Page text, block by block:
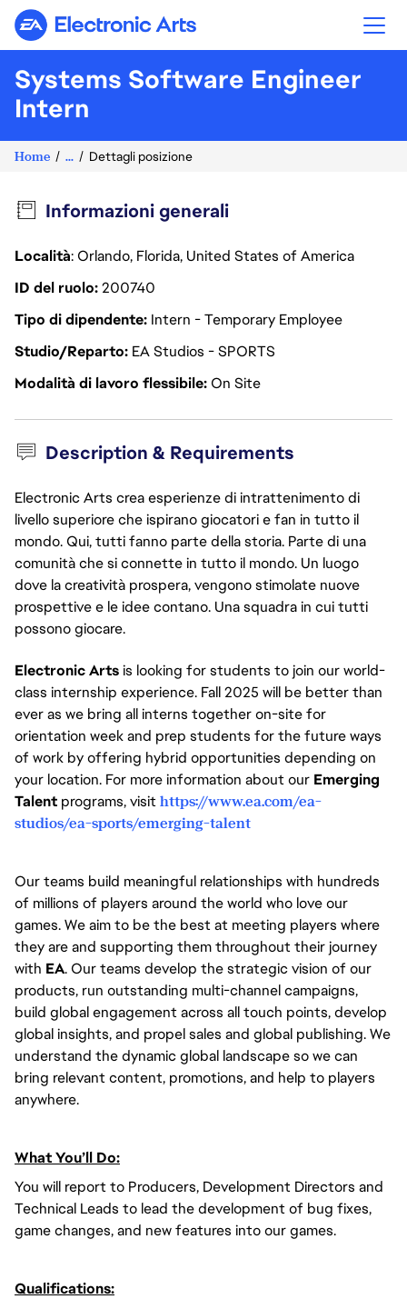
Electronic Arts
Systems Software Engineer
Intern
Home ... Dettagli posizione
Informazioni generali
Località: Orlando, Florida, United States of America
ID del ruolo200740
Tipo di dipendente Intern - Temporary Employee
Studio/Reparto EA Studios - SPORTS
Modalità di lavoro flessibileOn Site
Description & Requirements
Electronic Arts crea esperienze di intrattenimento di
livello superiore che ispirano giocatori e fan in tutto il
mondo. Qui, tutti fanno parte della storia. Parte di una
comunità che si connette in tutto il mondo. Un luogo
dove la creatività prospera, vengono stimolate nuove
prospettive e le idee contano. Una squadra in cui tutti
possono giocare.
Electronic Artsis looking for students to join our world-
class internship experience. Fall 2025 will be better than
ever as we bring all interns together on-site for
orientation week and prep students for the future ways
of work by offering hybrid opportunities depending on
your location. For more information about our Emerging
Talent programs, visit https://www.ea.com/ea-
studios/ea-sports/emerging-talent
Our teams build meaningful relationships with hundreds
of millions of players around the world who love our
games. We aim to be the best at meeting players where
they are and supporting them throughout their journey
with EA. Our teams develop the strategic vision of our
products, run outstanding multi-channel campaigns,
build global engagement across all touch points, develop
global insights, and propel sales and global publishing. We
understand the dynamic global landscape so we can
bring relevant content, promotions, and help to players
anywhere.
What You’ll Do:
You will report to Producers, Development Directors and
Technical Leads to lead the development of bug fixes,
game changes, and new features into our games.
Qualifications: